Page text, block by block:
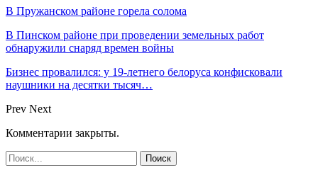
В Пружанском районе горела солома
В Пинском районе при проведении земельных работ
обнаружили снаряд времен войны
Бизнес провалился: у 19-летнего белоруса конфисковали
наушники на десятки тысяч…
Prev Next
Комментарии закрыты.